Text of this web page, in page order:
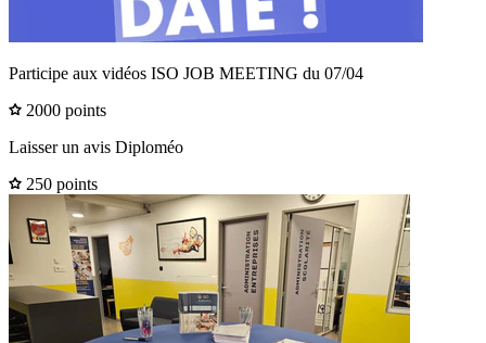
Participe aux vidéos ISO JOB MEETING du 07/04
2000 points
Laisser un avis Diploméo
250 points